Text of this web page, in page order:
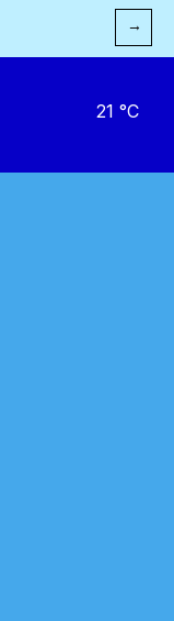
→
21 °C